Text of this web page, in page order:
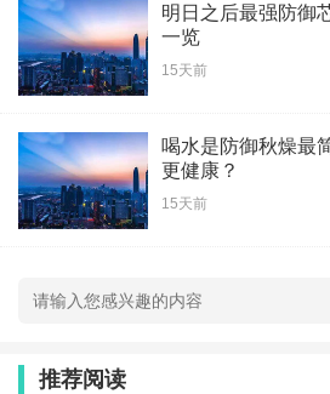
明日之后最强防御
一览
15天前
喝水是防御秋燥最
更健康？
15天前
推荐阅读